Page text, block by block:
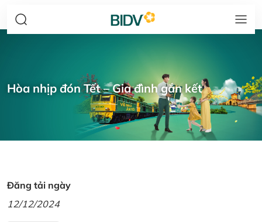
Hòa nhịp đón Tết – Gia đình gắn kết
Đăng tải ngày
12/12/2024